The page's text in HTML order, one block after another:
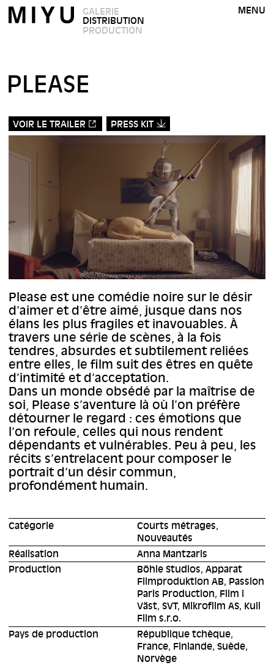
GALERIE
DISTRIBUTION
PRODUCTION
MENU
PLEASE
VOIR LE TRAILER PRESS KIT
Please est une comédie noire sur le désir
d’aimer et d’être aimé, jusque dans nos
élans les plus fragiles et inavouables. À
travers une série de scènes, à la fois
tendres, absurdes et subtilement reliées
entre elles, le film suit des êtres en quête
d’intimité et d’acceptation.
Dans un monde obsédé par la maîtrise de
soi, Please s’aventure là où l’on préfère
détourner le regard : ces émotions que
l’on refoule, celles qui nous rendent
dépendants et vulnérables. Peu à peu, les
récits s’entrelacent pour composer le
portrait d’un désir commun,
profondément humain.
Catégorie
Courts métrages,
Nouveautés
Réalisation
Anna Mantzaris
Production
Böhle Studios, Apparat
Filmproduktion AB, Passion
Paris Production, Film i
Väst, SVT, Mikrofilm AS, Kuli
Film s.r.o.
Pays de production
République tchèque,
France, Finlande, Suède,
Norvège